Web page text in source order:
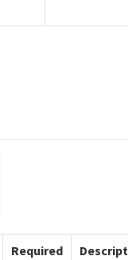
Required